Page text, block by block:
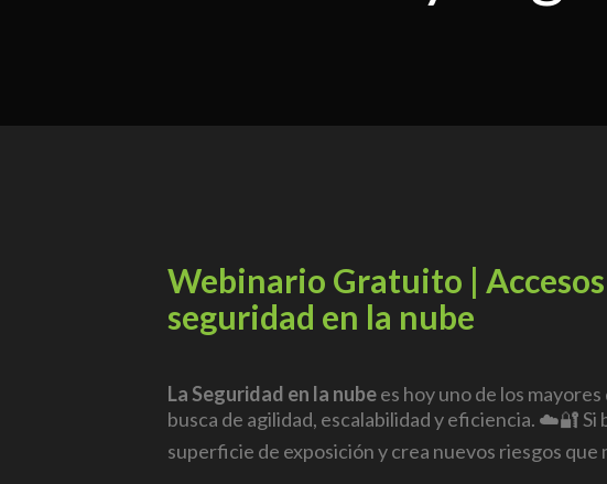
Webinario Gratuito |
seguridad en la nube
La Seguridad en la nubees hoy uno de los
busca de agilidad, escalabilidad y eficiencia. ☁️🔐
superficie de exposición y crea nuevos riesgos que